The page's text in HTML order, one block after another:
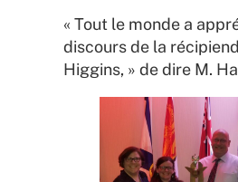
« Tout le monde a
discours de la
Higgins, » de dire M.